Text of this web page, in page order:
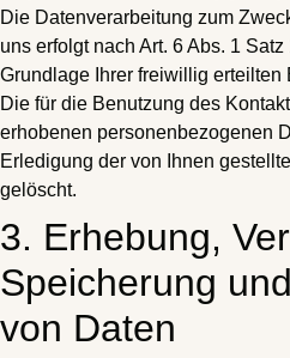
Die Datenverarbeitung zum
uns erfolgt nach Art. 6 Abs. 1
Grundlage Ihrer freiwillig erteilten
Die für die Benutzung des
erhobenen personenbezogenen
Erledigung der von Ihnen
gelöscht.
3. Erhebung,
Speicherung
von Daten